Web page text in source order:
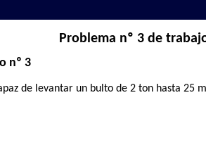
Problema nº 3 de
nº 3
de levantar un bulto de 2 ton hasta 25